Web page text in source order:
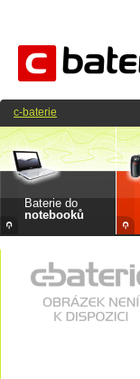
Baterie do
notebooků
c-baterie